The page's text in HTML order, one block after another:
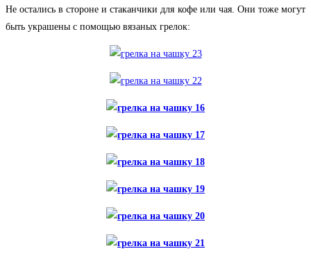
Не остались в стороне и стаканчики для кофе или чая. Они тоже могут
быть украшены с помощью вязаных грелок: